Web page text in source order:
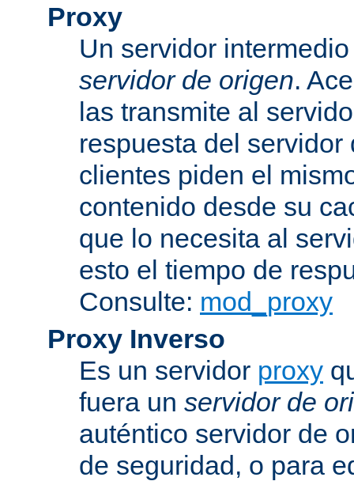
Proxy
Un servidor
servidor de origen.
las transmite al
respuesta del
clientes piden el
contenido desde su
que lo necesita al
esto el tiempo de
Consulte: mod_proxy
Proxy Inverso
Es un servidor proxy
fuera un servidor de
auténtico servidor de
de seguridad, o para